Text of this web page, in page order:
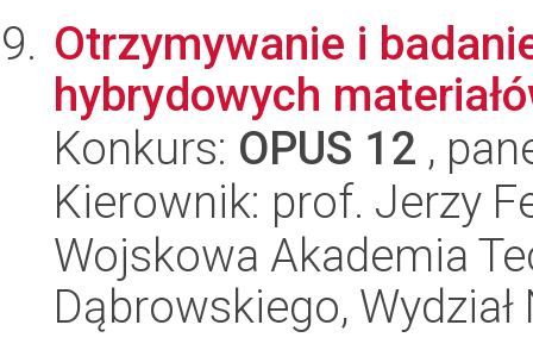
Otrzymywanie i
hybrydowych
Konkurs: OPUS 12 ,
Kierownik: prof. Jerzy
Wojskowa Akademia
Dąbrowskiego,